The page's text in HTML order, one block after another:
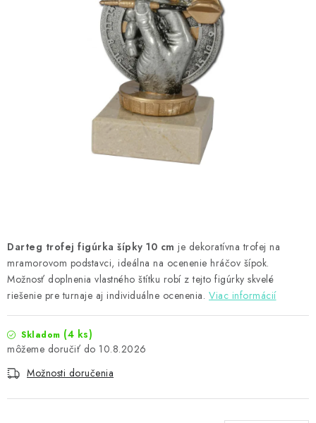
Kontakty Hodnotenie obchodu
Darteg trofej figúrka šípky 10 cm je dekoratívna trofej na
mramorovom podstavci, ideálna na ocenenie hráčov šípok.
Možnosť doplnenia vlastného štítku robí z tejto figúrky skvelé
riešenie pre turnaje aj individuálne ocenenia. Viac informácií
Skladom (4 ks)
10.8.2026
Možnosti doručenia